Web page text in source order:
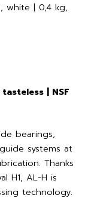
white | 0,4 kg,
| NSF
bearings,
systems at
Thanks
H1, AL-H is
technology.